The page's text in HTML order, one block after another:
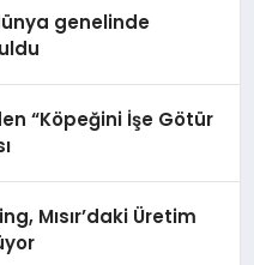
genelinde
“Köpeğini İşe Götür
Mısır’daki Üretim